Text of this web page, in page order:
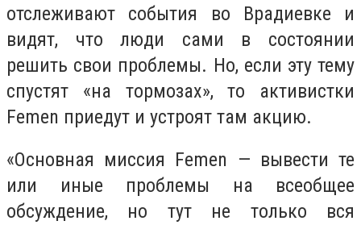
отслеживают события во Врадиевке и
видят, что люди сами в состоянии
решить свои проблемы. Но, если эту тему
спустят «на тормозах», то активистки
Femen приедут и устроят там акцию.
«Основная миссия Femen — вывести те
или иные проблемы на всеобщее
обсуждение, но тут не только вся